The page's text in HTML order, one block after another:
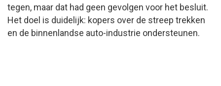
tegen, maar dat had geen gevolgen voor het besluit.
Het doel is duidelijk: kopers over de streep trekken
en de binnenlandse auto-industrie ondersteunen.